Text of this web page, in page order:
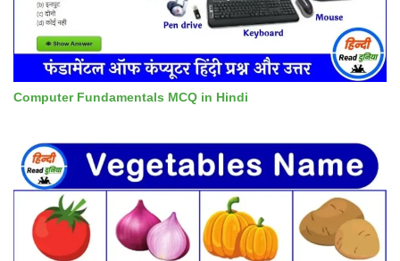
Computer Fundamentals MCQ in Hindi